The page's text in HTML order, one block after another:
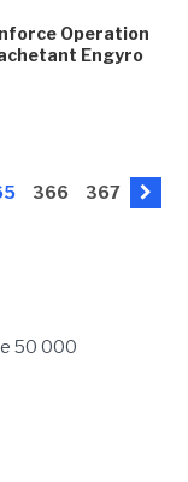
Operation
Engyro
366
367
50 000